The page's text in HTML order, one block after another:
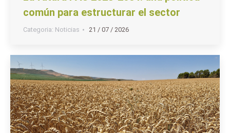
común para estructurar el sector
Categoria: Noticias 21 / 07 / 2026